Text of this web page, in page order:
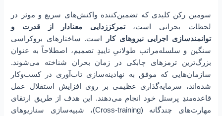
سومین رکن کلیدی که تضمین‌کننده واکنش‌های سریع و موثر در
لحظات بحرانی است،تمرکززدایی معنادار از قدرت و
توانمندسازی اجرایی نیروهای کار
است. ساختارهای بروکراسی
سنگین و سلسله‌مراتب طولانیِ تاییدِ تصمیم، اصطلاحاً به عنوان
بزرگ‌ترین ترمزهای چابکی در زمان بحران شناخته می‌شوند.
سازمان‌هایی که موفق به نهادینه‌سازی تاب‌آوری در کسب‌و‌کار
شده‌اند، سرمایه‌گذاری عظیمی بر روی افزایش استقلال عمل
قاعده‌مندِ پرسنل خود انجام می‌دهند. این هدف از طریق ارتقای
مهارت‌های چندگانه (Cross-training)، شبیه‌سازی سناریوهای